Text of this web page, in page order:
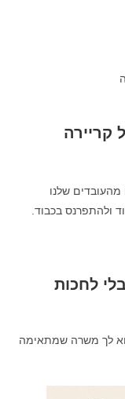
קריירה
שלנו
ולהתפרנס בכבוד.
לחכות
לך משרה שמתאימה